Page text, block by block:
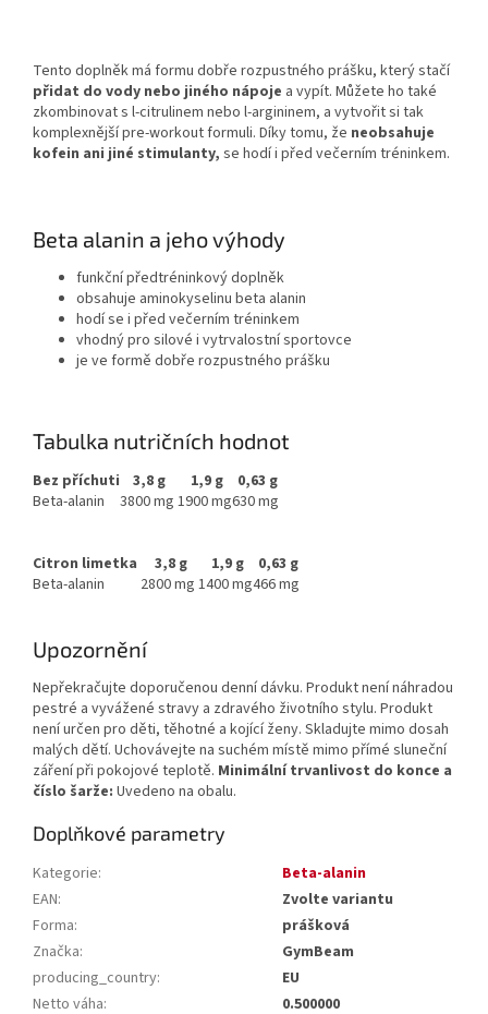
Tento doplněk má formu dobře rozpustného prášku, který stačí
přidat do vody nebo jiného nápoje a vypít. Můžete ho také
zkombinovat s l-citrulinem nebo l-argininem, a vytvořit si tak
komplexnější pre-workout formuli. Díky tomu, že neobsahuje
kofein ani jiné stimulanty, se hodí i před večerním tréninkem.
Beta alanin a jeho výhody
funkční předtréninkový doplněk
obsahuje aminokyselinu beta alanin
hodí se i před večerním tréninkem
vhodný pro silové i vytrvalostní sportovce
je ve formě dobře rozpustného prášku
Tabulka nutričních hodnot
Bez příchuti 3,8 g 1,9 g
0,63 g
Beta-alanin
3800 mg 1900 mg630 mg
Citron limetka 3,8 g 1,9 g
0,63 g
Beta-alanin
2800 mg 1400 mg466 mg
Upozornění
Nepřekračujte doporučenou denní dávku. Produkt není náhradou
pestré a vyvážené stravy a zdravého životního stylu. Produkt
není určen pro děti, těhotné a kojící ženy. Skladujte mimo dosah
malých dětí. Uchovávejte na suchém místě mimo přímé sluneční
záření při pokojové teplotě. Minimální trvanlivost do konce a
číslo šarže: Uvedeno na obalu.
Doplňkové parametry
Kategorie:
Beta-alanin
EAN:
Zvolte variantu
Forma:
prášková
Značka:
GymBeam
producing_country:
EU
Netto váha: 0.500000